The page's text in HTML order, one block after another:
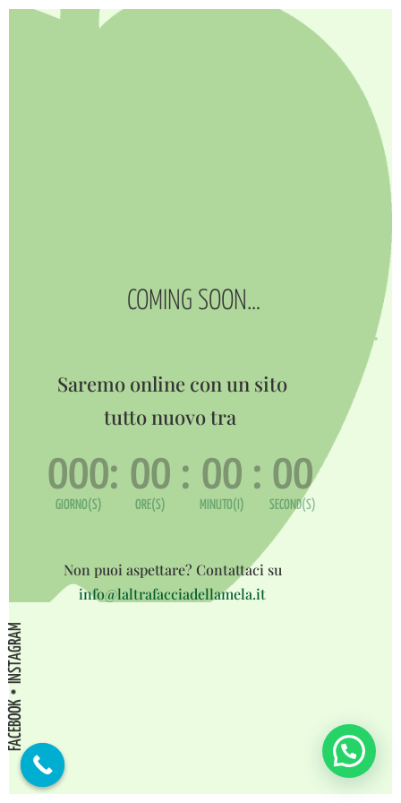
COMING SOON…
Saremo online con un sito
tutto nuovo tra
000
GIORNO(S)
: 00
ORE(S)
: 00
MINUTO(I)
: 00
SECOND(S)
Non puoi aspettare? Contattaci su
info@laltrafacciadellamela.it
FACEBOOK
INSTAGRAM